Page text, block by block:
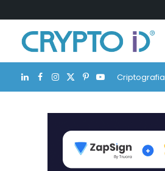
LinkedIn
Facebook
Instagram
X
(Twitter)
Pinterest
YouTubeCriptografia